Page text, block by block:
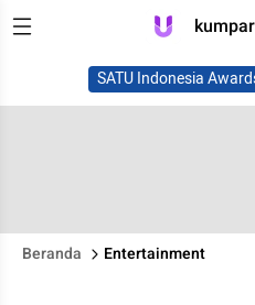
SATU Indonesia
Beranda Entertainment